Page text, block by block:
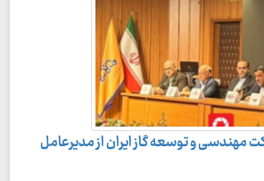
مهندسی و توسعه گاز ایران از مدیرعامل